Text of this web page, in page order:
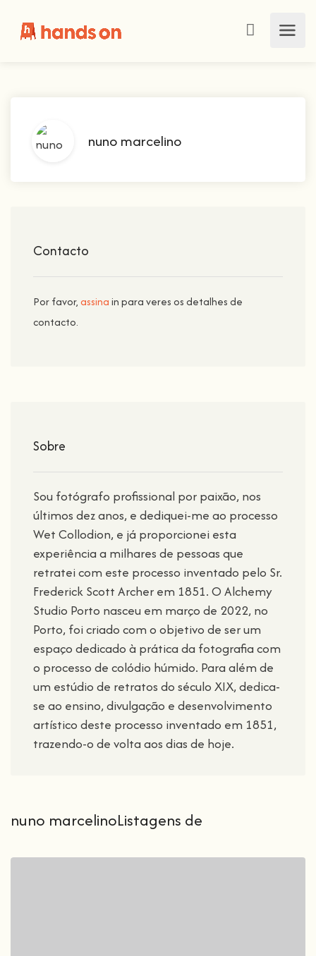
nuno marcelino
Contacto
Por favor,assinain para veres os detalhes de
contacto.
Sobre
Sou fotógrafo profissional por paixão, nos
últimos dez anos, e dediquei-me ao processo
Wet Collodion, e já proporcionei esta
experiência a milhares de pessoas que
retratei com este processo inventado pelo Sr.
Frederick Scott Archer em 1851. O Alchemy
Studio Porto nasceu em março de 2022, no
Porto, foi criado com o objetivo de ser um
espaço dedicado à prática da fotografia com
o processo de colódio húmido. Para além de
um estúdio de retratos do século XIX, dedica-
se ao ensino, divulgação e desenvolvimento
artístico deste processo inventado em 1851,
trazendo-o de volta aos dias de hoje.
nuno marcelinoListagens de